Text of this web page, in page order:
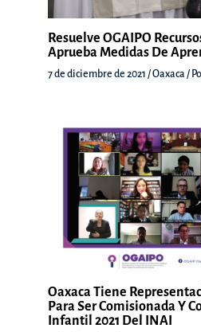
Resuelve OGAIPO
Aprueba Medidas De
7 de diciembre de 2021 /Oaxaca /
Oaxaca Tiene
Para Ser Comisionada Y
Infantil 2021 Del INAI